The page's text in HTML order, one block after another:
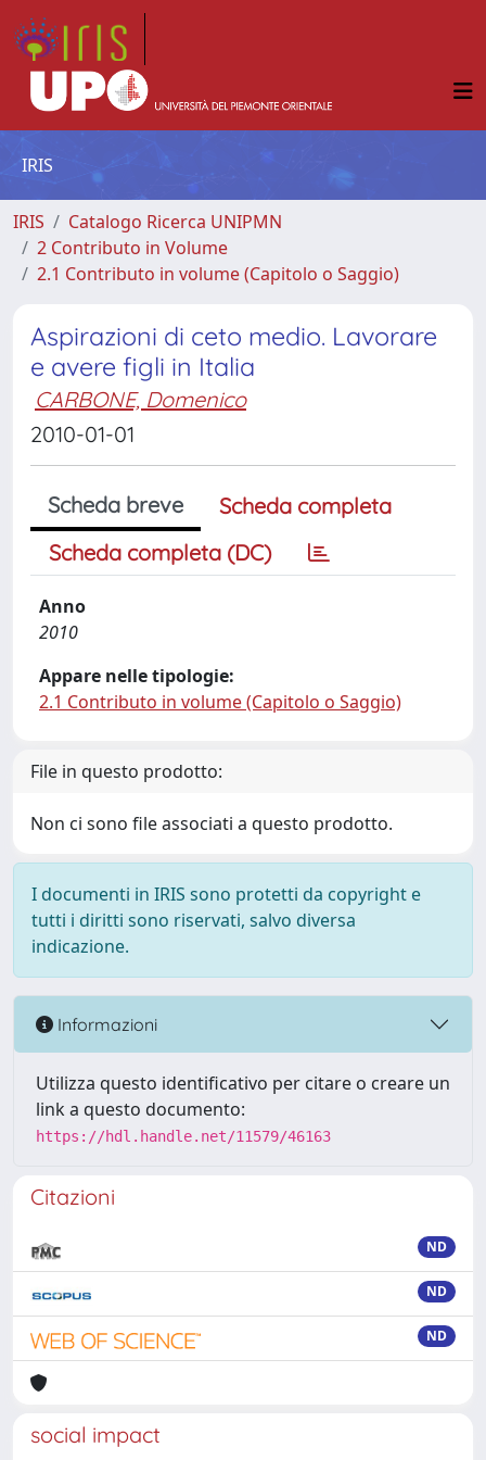
IRIS
IRIS
Catalogo Ricerca UNIPMN
2 Contributo in Volume
2.1 Contributo in volume (Capitolo o Saggio)
Aspirazioni di ceto medio. Lavorare
e avere figli in Italia
CARBONE, Domenico
2010-01-01
Scheda breve
Scheda completa
Scheda completa (DC)
Anno
2010
Appare nelle tipologie:
2.1 Contributo in volume (Capitolo o Saggio)
File in questo prodotto:
Non ci sono file associati a questo prodotto.
I documenti in IRIS sono protetti da copyright e
tutti i diritti sono riservati, salvo diversa
indicazione.
Informazioni
Utilizza questo identificativo per citare o creare un
link a questo documento:
https://hdl.handle.net/11579/46163
Citazioni
ND
ND
ND
social impact